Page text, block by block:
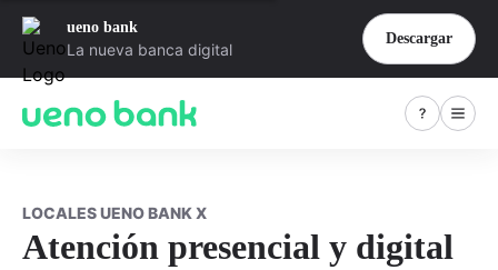
ueno bank
La nueva banca digital
Descargar
LOCALES UENO BANK X
Atención presencial y digital